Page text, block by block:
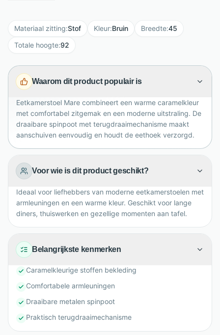
borrels. De zwarte metalen spinpoot is draaibaar en
voorzien van een praktisch terugdraaimechanisme,
afmetingen van 45 x 46 x 92 cm past Mare
moeiteloos in moderne eethoeken. Een eigentijdse
dagelijks zitcomfort stijlvol samenbrengt voor ieder
gezellig moment aan tafel in huis.
Materiaal zitting:Stof Kleur:Bruin Breedte:45
Totale hoogte:92
Waarom dit product populair is
Eetkamerstoel Mare combineert een warme caramelkleur
met comfortabel zitgemak en een moderne uitstraling. De
draaibare spinpoot met terugdraaimechanisme maakt
aanschuiven eenvoudig en houdt de eethoek verzorgd.
Voor wie is dit product geschikt?
Ideaal voor liefhebbers van moderne eetkamerstoelen met
armleuningen en een warme kleur. Geschikt voor lange
diners, thuiswerken en gezellige momenten aan tafel.
Belangrijkste kenmerken
Caramelkleurige stoffen bekleding
Comfortabele armleuningen
Draaibare metalen spinpoot
Praktisch terugdraaimechanisme